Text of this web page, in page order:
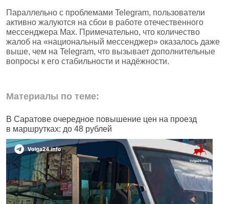
Параллельно с проблемами Telegram, пользователи
активно жалуются на сбои в работе отечественного
мессенджера Mах. Примечательно, что количество
жалоб на «национальный мессенджер» оказалось даже
выше, чем на Telegram, что вызывает дополнительные
вопросы к его стабильности и надёжности.
Материалы по теме:
В Саратове очередное повышение цен на проезд
в маршрутках: до 48 рублей